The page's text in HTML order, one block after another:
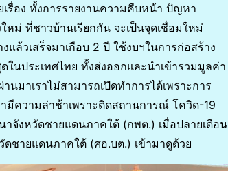
รื่อง ทั้งการรายงานความคืบหน้า ปัญหา
หม่ ที่ชาวบ้านเรียกกัน จะเป็นจุดเชื่อมใหม่
แล้วเสร็จมาเกือบ 2 ปี ใช้งบฯในการก่อสร้าง
นประเทศไทย ทั้งส่งออกและนำเข้ารวมมูลค่า
าเราไม่สามารถเปิดทำการได้เพราะการ
มีความล่าช้าเพราะติดสถานการณ์ โควิด-19
จังหวัดชายแดนภาคใต้ (กพต.) เมื่อปลายเดือน
ชายแดนภาคใต้ (ศอ.บต.) เข้ามาดูด้วย